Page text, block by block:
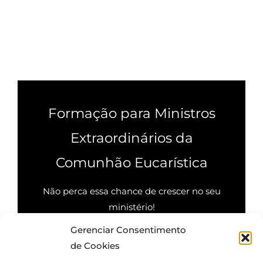
Gerenciar Consentimento
de Cookies
Formação para Ministros
Extraordinários da
Comunhão Eucarística
Não perca essa chance de crescer no seu
ministério!